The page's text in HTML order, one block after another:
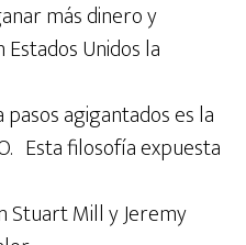
más dinero y
Unidos la
agigantados es la
Esta filosofía expuesta
Stuart Mill y Jeremy